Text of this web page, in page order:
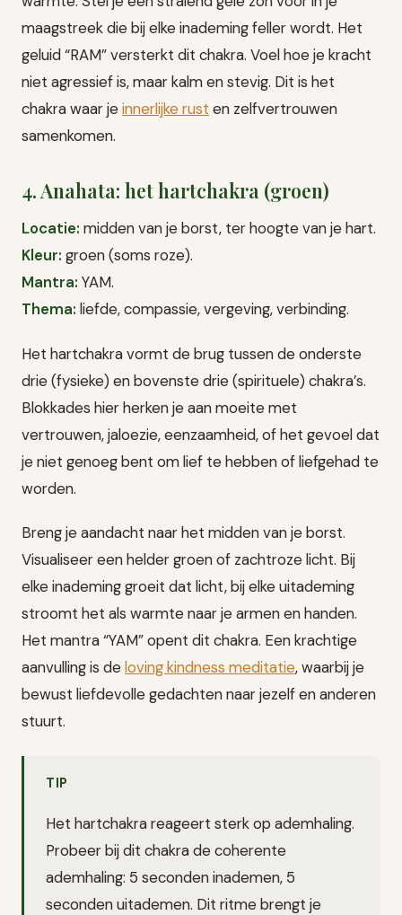
maagstreek die bij elke inademing feller wordt. Het
geluid “RAM” versterkt dit chakra. Voel hoe je kracht
niet agressief is, maar kalm en stevig. Dit is het
chakra waar jeinnerlijke rust en zelfvertrouwen
samenkomen.
4. Anahata: het hartchakra (groen)
Locatie: midden van je borst, ter hoogte van je hart.
Kleur: groen (soms roze).
Mantra: YAM.
Thema: liefde, compassie, vergeving, verbinding.
Het hartchakra vormt de brug tussen de onderste
drie (fysieke) en bovenste drie (spirituele) chakra’s.
Blokkades hier herken je aan moeite met
vertrouwen, jaloezie, eenzaamheid, of het gevoel dat
je niet genoeg bent om lief te hebben of liefgehad te
worden.
Breng je aandacht naar het midden van je borst.
Visualiseer een helder groen of zachtroze licht. Bij
elke inademing groeit dat licht, bij elke uitademing
stroomt het als warmte naar je armen en handen.
Het mantra “YAM” opent dit chakra. Een krachtige
aanvulling is deloving kindness meditatie, waarbij je
bewust liefdevolle gedachten naar jezelf en anderen
stuurt.
TIP
Het hartchakra reageert sterk op ademhaling.
Probeer bij dit chakra de coherente
ademhaling: 5 seconden inademen, 5
seconden uitademen. Dit ritme brengt je